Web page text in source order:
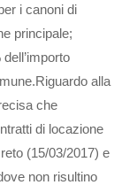
i canoni di
principale;
alla
che
di locazione
(15/03/2017) e
non risultino